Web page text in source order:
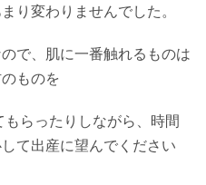
り変わりませんでした。
で、肌に一番触れるものは
ものを
らったりしながら、時間
て出産に望んでください